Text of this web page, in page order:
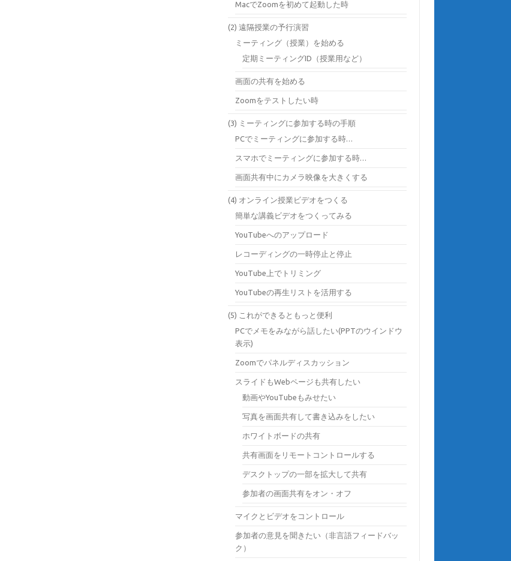
MacでZoomを初めて起動した時
(2) 遠隔授業の予行演習
ミーティング（授業）を始める
定期ミーティングID（授業用など）
画面の共有を始める
Zoomをテストしたい時
(3) ミーティングに参加する時の手順
PCでミーティングに参加する時…
スマホでミーティングに参加する時…
画面共有中にカメラ映像を大きくする
(4) オンライン授業ビデオをつくる
簡単な講義ビデオをつくってみる
YouTubeへのアップロード
レコーディングの一時停止と停止
YouTube上でトリミング
YouTubeの再生リストを活用する
(5) これができるともっと便利
PCでメモをみながら話したい(PPTのウインドウ
表示)
Zoomでパネルディスカッション
スライドもWebページも共有したい
動画やYouTubeもみせたい
写真を画面共有して書き込みをしたい
ホワイトボードの共有
共有画面をリモートコントロールする
デスクトップの一部を拡大して共有
参加者の画面共有をオン・オフ
マイクとビデオをコントロール
参加者の意見を聞きたい（非言語フィードバッ
ク）